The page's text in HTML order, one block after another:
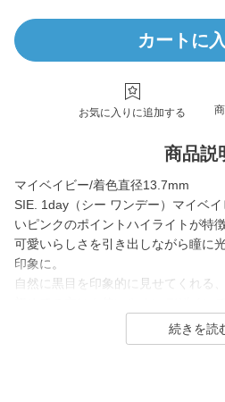
カートに
お気に入りに追加する
商品説
マイベイビー/着色直径13.7mm
SIE. 1day（シー ワンデー）マイベ
いピンクのポイントハイライトが特
可愛いらしさを引き出しながら瞳に
印象に。
自然に黒目を印象的に見せてくれる
SIE.（シー）はTWICE MOMOさん